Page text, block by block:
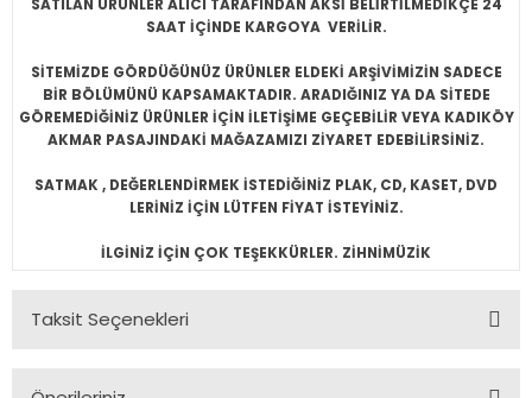
SATILAN ÜRÜNLER ALICI TARAFINDAN AKSİ BELİRTİLMEDİKÇE 24
SAAT İÇİNDE KARGOYA VERİLİR.
SİTEMİZDE GÖRDÜĞÜNÜZ ÜRÜNLER ELDEKİ ARŞİVİMİZİN SADECE
BİR BÖLÜMÜNÜ KAPSAMAKTADIR. ARADIĞINIZ YA DA SİTEDE
GÖREMEDİĞİNİZ ÜRÜNLER İÇİN İLETİŞİME GEÇEBİLİR VEYA KADIKÖY
AKMAR PASAJINDAKİ MAĞAZAMIZI ZİYARET EDEBİLİRSİNİZ.
SATMAK , DEĞERLENDİRMEK İSTEDİĞİNİZ PLAK, CD, KASET, DVD
LERİNİZ İÇİN LÜTFEN FİYAT İSTEYİNİZ.
İLGİNİZ İÇİN ÇOK TEŞEKKÜRLER. ZİHNİMÜZİK
Taksit Seçenekleri